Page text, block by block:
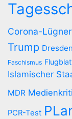
Corona-Lügner
Trump Dresden
Faschismus
Islamischer
MDR
PCR-Test